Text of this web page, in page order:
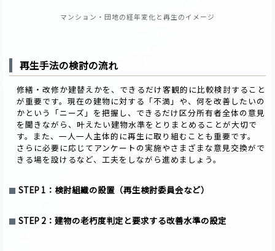
マンション・団地の経年変化と再生のイメージ
再生手法の検討の流れ
修繕・改修か建替えかを、できるだけ客観的に比較検討すること
が重要です。現在の建物に対する「不満」や、何を改善したいの
かという「ニーズ」を把握し、できるだけ区分所有者全体の意見
を聞きながら、叶えたい建物水準をとりまとめることが大切で
す。また、一人一人主体的に再生に取り組むことも重要です。
さらに必要に応じてアンケートの実施やさまざまな意見交換がで
きる場を設けるなど、工夫をしながら進めましょう。
STEP 1：検討組織の設置（再生検討委員会など）
STEP 2：建物の老朽度判定と要求する改善水準の設定